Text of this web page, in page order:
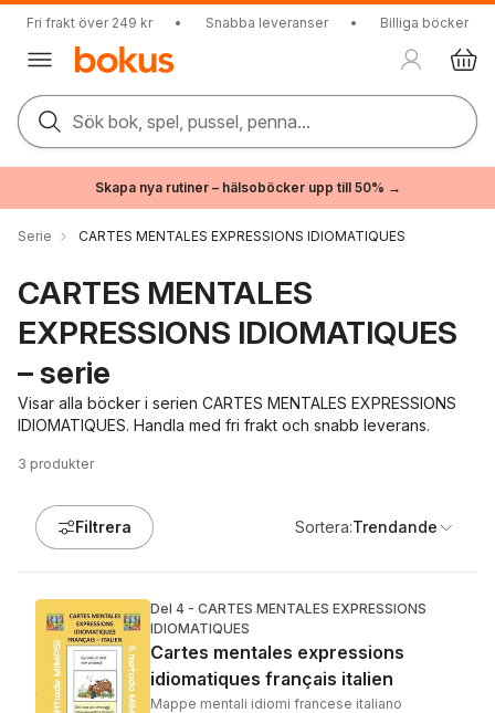
Fri frakt över 249 kr • Snabba leveranser • Billiga böcker
Sök bok, spel, pussel, penna...
Skapa nya rutiner – hälsoböcker upp till 50% →
Serie CARTES MENTALES EXPRESSIONS IDIOMATIQUES
CARTES MENTALES
EXPRESSIONS IDIOMATIQUES
– serie
Visar alla böcker i serien CARTES MENTALES EXPRESSIONS
IDIOMATIQUES. Handla med fri frakt och snabb leverans.
3 produkter
Filtrera Sortera:Trendande
Del 4 - CARTES MENTALES EXPRESSIONS
IDIOMATIQUES
Cartes mentales expressions
idiomatiques français italien
Mappe mentali idiomi francese italiano